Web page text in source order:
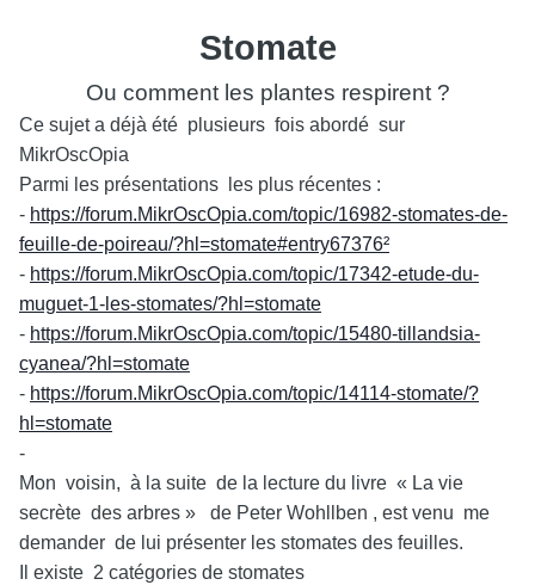
Stomate
Ou comment les plantes respirent ?
Ce sujet a déjà été plusieurs fois abordé sur
MikrOscOpia
Parmi les présentations les plus récentes :
- https://forum.MikrOscOpia.com/topic/16982-stomates-de-
feuille-de-poireau/?hl=stomate#entry67376²
- https://forum.MikrOscOpia.com/topic/17342-etude-du-
muguet-1-les-stomates/?hl=stomate
- https://forum.MikrOscOpia.com/topic/15480-tillandsia-
cyanea/?hl=stomate
- https://forum.MikrOscOpia.com/topic/14114-stomate/?
hl=stomate
-
Mon voisin, à la suite de la lecture du livre « La vie
secrète des arbres » de Peter Wohllben , est venu me
demander de lui présenter les stomates des feuilles.
Il existe 2 catégories de stomates